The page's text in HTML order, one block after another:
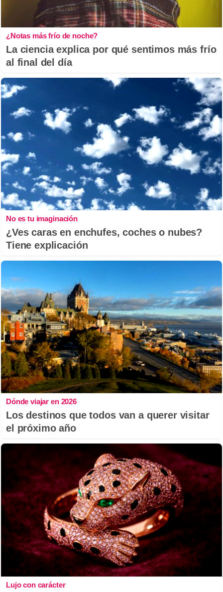
¿Notas más frío de noche?
La ciencia explica por qué sentimos más frío
al final del día
No es tu imaginación
¿Ves caras en enchufes, coches o nubes?
Tiene explicación
Dónde viajar en 2026
Los destinos que todos van a querer visitar
el próximo año
Lujo con carácter